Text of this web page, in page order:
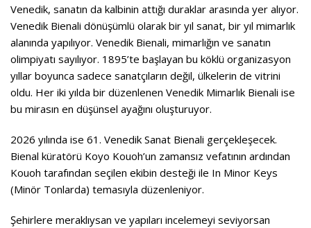
Venedik, sanatın da kalbinin attığı duraklar arasında yer alıyor.
Venedik Bienali dönüşümlü olarak bir yıl sanat, bir yıl mimarlık
alanında yapılıyor. Venedik Bienali, mimarlığın ve sanatın
olimpiyatı sayılıyor. 1895’te başlayan bu köklü organizasyon
yıllar boyunca sadece sanatçıların değil, ülkelerin de vitrini
oldu. Her iki yılda bir düzenlenen Venedik Mimarlık Bienali ise
bu mirasın en düşünsel ayağını oluşturuyor.
2026 yılında ise 61. Venedik Sanat Bienali gerçekleşecek.
Bienal küratörü Koyo Kouoh’un zamansız vefatının ardından
Kouoh tarafından seçilen ekibin desteği ile In Minor Keys
(Minör Tonlarda) temasıyla düzenleniyor.
Şehirlere meraklıysan ve yapıları incelemeyi seviyorsan